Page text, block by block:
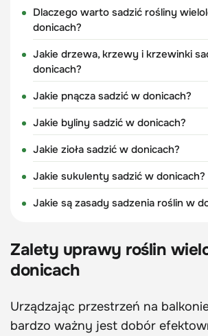
Dlaczego warto sadzić rośliny
donicach?
Jakie drzewa, krzewy i krzewinki
donicach?
Jakie pnącza sadzić w donicach?
Jakie byliny sadzić w donicach?
Jakie zioła sadzić w donicach?
Jakie sukulenty sadzić w donicach?
Jakie są zasady sadzenia roślin w
Zalety uprawy roślin
donicach
Urządzając przestrzeń na
bardzo ważny jest dobór